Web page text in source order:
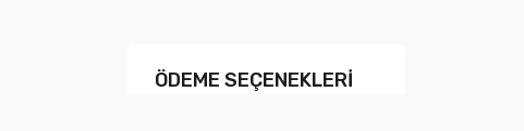
ÖDEME SEÇENEKLERİ